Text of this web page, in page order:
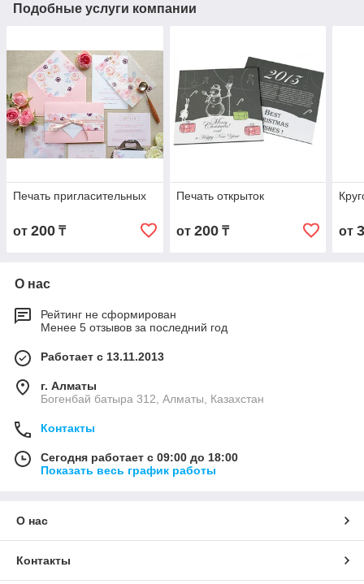
Подобные услуги компании
Печать пригласительных
от 200 ₸
Печать открыток
от 200₸ от
О нас
Рейтинг не сформирован
Менее 5 отзывов за последний год
Работает с 13.11.2013
г. Алматы
Богенбай батыра 312, Алматы, Казахстан
Контакты
Сегодня работает с 09:00 до 18:00
Показать весь график работы
О нас
Контакты